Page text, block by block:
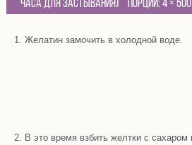
часа для застывания)
Порций: 4 ×
Желатин замочить в холодной воде.
В это время взбить желтки с сахаром